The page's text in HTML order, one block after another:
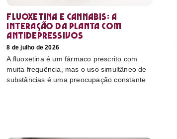
Fluoxetina e Cannabis: a
interação da planta com
antidepressivos
8 de julho de 2026
A fluoxetina é um fármaco prescrito com
muita frequência, mas o uso simultâneo de
substâncias é uma preocupação constante